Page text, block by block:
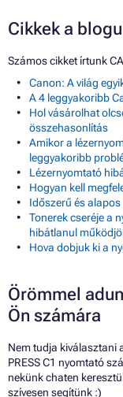
Cikkek a
Számos cikket írtunk
Canon: A világ
A 4 leggyakoribb
Hol vásárolhat
összehasonlítás
Amikor a
leggyakoribb
Lézernyomtató
Hogyan kell
Időszerű és
Tonerek cseréje a
hibátlanul
Hova dobjuk ki a
Örömmel
Ön számára
Nem tudja kiválasztani
PRESS C1 nyomtató
nekünk chaten
szívesen segítünk :)